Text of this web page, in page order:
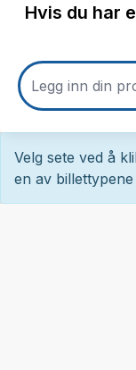
Hvis du har
Velg sete ved å
en av